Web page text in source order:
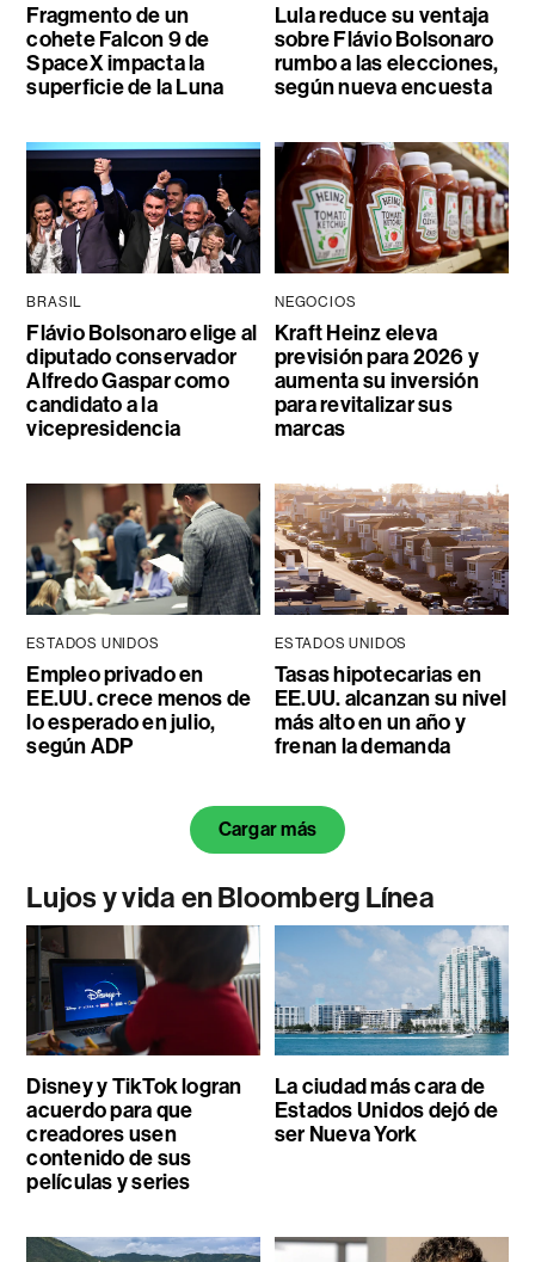
Fragmento de un
cohete Falcon 9 de
SpaceX impacta la
superficie de la Luna
Lula reduce su ventaja
sobre Flávio Bolsonaro
rumbo a las elecciones,
según nueva encuesta
BRASIL
Flávio Bolsonaro elige al
diputado conservador
Alfredo Gaspar como
candidato a la
vicepresidencia
NEGOCIOS
Kraft Heinz eleva
previsión para 2026 y
aumenta su inversión
para revitalizar sus
marcas
ESTADOS UNIDOS
Empleo privado en
EE.UU. crece menos de
lo esperado en julio,
según ADP
ESTADOS UNIDOS
Tasas hipotecarias en
EE.UU. alcanzan su nivel
más alto en un año y
frenan la demanda
Cargar más
Lujos y vida en Bloomberg Línea
Disney y TikTok logran
acuerdo para que
creadores usen
contenido de sus
películas y series
La ciudad más cara de
Estados Unidos dejó de
ser Nueva York